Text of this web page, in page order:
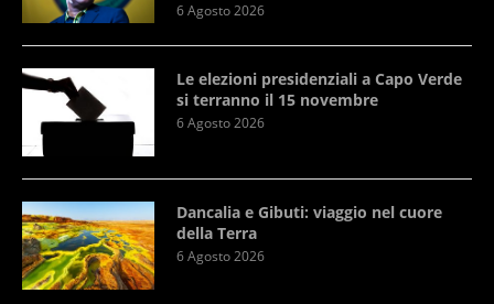
6 Agosto 2026
Le elezioni presidenziali a Capo Verde
si terranno il 15 novembre
6 Agosto 2026
Dancalia e Gibuti: viaggio nel cuore
della Terra
6 Agosto 2026